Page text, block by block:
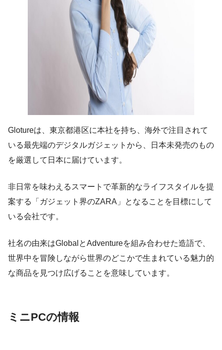
Glotureは、東京都港区に本社を持ち、海外で注目されて
いる最先端のデジタルガジェットから、日本未発売のもの
を厳選して日本に届けています。
非日常を味わえるスマートで革新的なライフスタイルを提
案する「ガジェット界のZARA」となることを目標にして
いる会社です。
社名の由来はGlobalとAdventureを組み合わせた造語で、
世界中を冒険しながら世界のどこかで生まれている魅力的
な商品を見つけ広げることを意味しています。
ミニPCの情報